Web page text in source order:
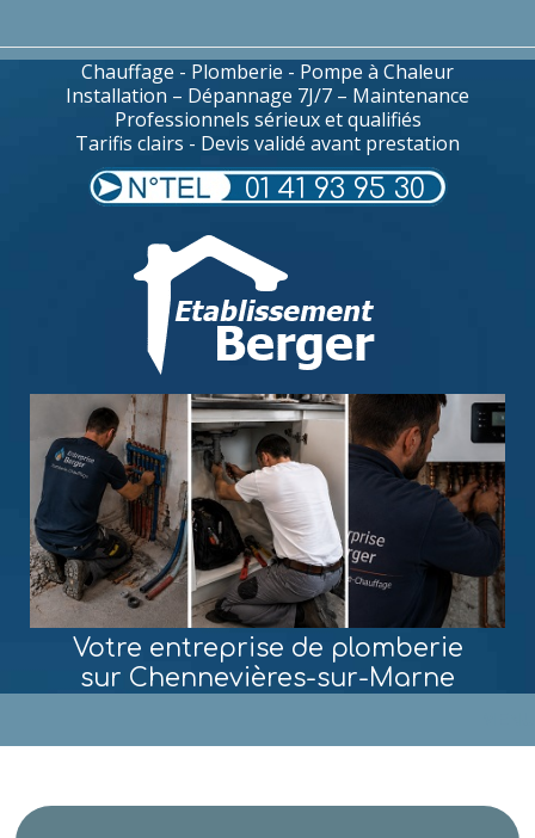
Chauffage - Plomberie - Pompe à Chaleur
Installation – Dépannage 7J/7 – Maintenance
Professionnels sérieux et qualifiés
Tarifis clairs - Devis validé avant prestation
01 41 93 95 30
Votre entreprise de plomberie
sur Chennevières-sur-Marne